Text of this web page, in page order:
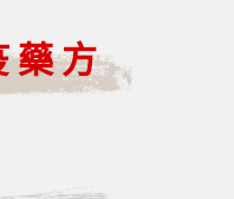
藥方